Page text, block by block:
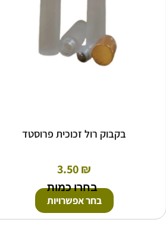
בקבוק רול זכוכית פרוסטד
3.50₪
בחרו כמות
בחר אפשרויות
האפשרויות
בעמוד
המוצר